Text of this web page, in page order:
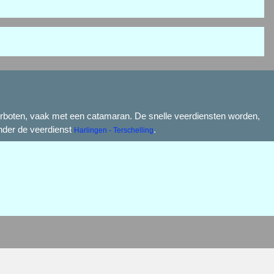
vaak met een catamaran. De snelle veerdiensten worden,
de veerdienst Harlingen - Terschelling.